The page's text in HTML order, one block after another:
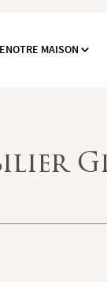
NOTRE MAISON